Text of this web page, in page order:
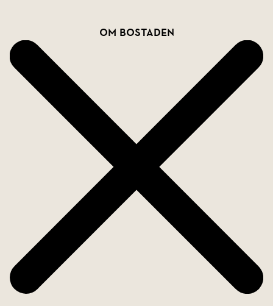
Källarplanet erbjuder extra bekvämlighet och
funktionalitet med en rymlig tvättstuga och en
mysig gillestuga, passande för tonåringar eller som
extra sällskapsyta, samt generösa
förvaringsmöjligheter i form av förråd,
klädkammare, matkällare och garderober. Här finns
även ett badrum med bastu samt smidig
genomgång till garaget.
Med hela tre badrum i huset blir vardagen både
enkel och bekväm för den större familjen. Detta är
ett hem som kombinerar funktion, rymd och
trivsel!
Varmt välkommen att anmäla ditt intresse till
Om bostaden